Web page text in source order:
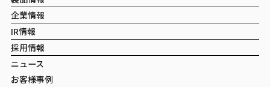
企業情報
IR情報
採用情報
ニュース
お客様事例